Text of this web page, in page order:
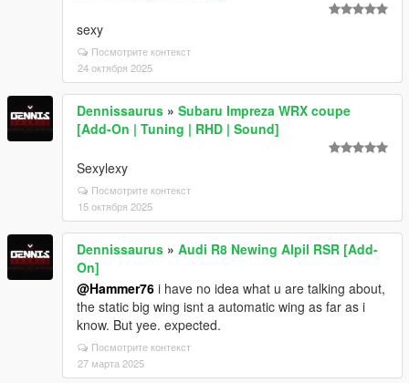
sexy
Посмотрите контекст
24 октября 2025
Dennissaurus » Subaru Impreza WRX coupe
[Add-On | Tuning | RHD | Sound]
Sexylexy
Посмотрите контекст
15 октября 2025
Dennissaurus » Audi R8 Newing Alpil RSR [Add-
On]
@Hammer76 i have no idea what u are talking about,
the static big wing isnt a automatic wing as far as i
know. But yee. expected.
Посмотрите контекст
27 марта 2025